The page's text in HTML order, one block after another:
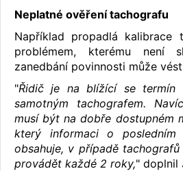
Neplatné ověření tachografu
Například propadlá kalibrace
problémem, kterému není
zanedbání povinnosti může
"Řidič je na blížící se termín
samotným tachografem.
musí být na dobře dostupném
který informaci o posledním
obsahuje, v případě
provádět každé 2 roky," doplnil